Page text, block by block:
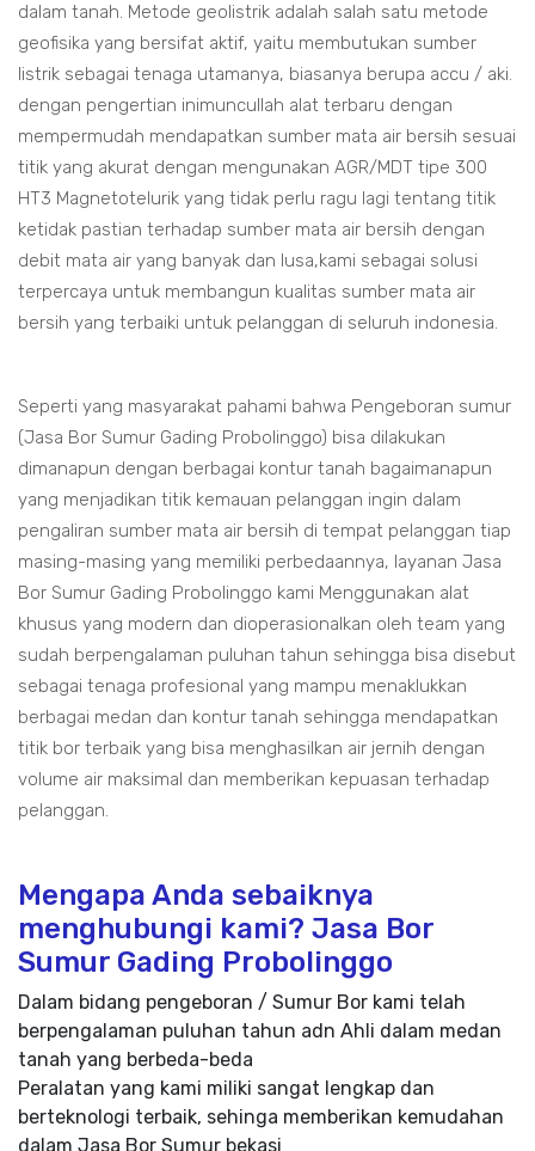
dalam tanah. Metode geolistrik adalah salah satu metode
geofisika yang bersifat aktif, yaitu membutukan sumber
listrik sebagai tenaga utamanya, biasanya berupa accu / aki.
dengan pengertian inimuncullah alat terbaru dengan
mempermudah mendapatkan sumber mata air bersih sesuai
titik yang akurat dengan mengunakan AGR/MDT tipe 300
HT3 Magnetotelurik yang tidak perlu ragu lagi tentang titik
ketidak pastian terhadap sumber mata air bersih dengan
debit mata air yang banyak dan lusa,kami sebagai solusi
terpercaya untuk membangun kualitas sumber mata air
bersih yang terbaiki untuk pelanggan di seluruh indonesia.
Seperti yang masyarakat pahami bahwa Pengeboran sumur
(Jasa Bor Sumur Gading Probolinggo) bisa dilakukan
dimanapun dengan berbagai kontur tanah bagaimanapun
yang menjadikan titik kemauan pelanggan ingin dalam
pengaliran sumber mata air bersih di tempat pelanggan tiap
masing-masing yang memiliki perbedaannya, layanan Jasa
Bor Sumur Gading Probolinggo kami Menggunakan alat
khusus yang modern dan dioperasionalkan oleh team yang
sudah berpengalaman puluhan tahun sehingga bisa disebut
sebagai tenaga profesional yang mampu menaklukkan
berbagai medan dan kontur tanah sehingga mendapatkan
titik bor terbaik yang bisa menghasilkan air jernih dengan
volume air maksimal dan memberikan kepuasan terhadap
pelanggan.
Mengapa Anda sebaiknya
menghubungi kami? Jasa Bor
Sumur Gading Probolinggo
Dalam bidang pengeboran / Sumur Bor kami telah
berpengalaman puluhan tahun adn Ahli dalam medan
tanah yang berbeda-beda
Peralatan yang kami miliki sangat lengkap dan
berteknologi terbaik, sehinga memberikan kemudahan
dalam Jasa Bor Sumur bekasi